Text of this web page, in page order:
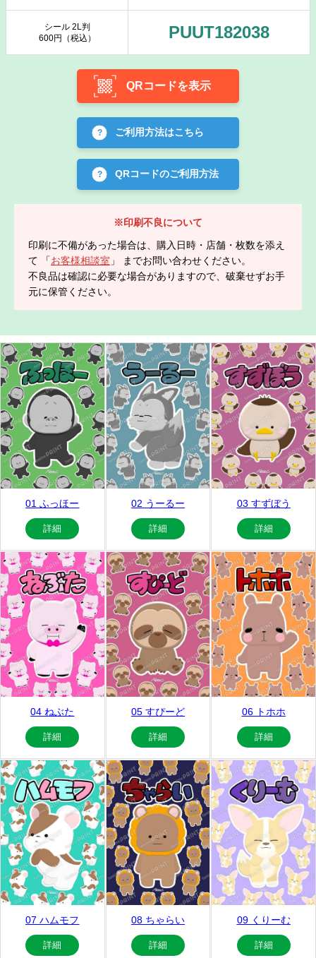
シール 2L判
600円（税込）
PUUT182038
QRコードを表示
ご利用方法はこちら
QRコードのご利用方法
※印刷不良について
印刷に不備があった場合は、購入日時・店舗・枚数を添え
て 「お客様相談室 」 までお問い合わせください。
不良品は確認に必要な場合がありますので、破棄せずお手
元に保管ください。
01 ふっほー
詳細
02 うーるー
詳細
03 すずぼう
詳細
04 ねぶた
詳細
05 すぴーど
詳細
06 トホホ
詳細
07 ハムモフ
詳細
08 ちゃらい
詳細
09 くりーむ
詳細